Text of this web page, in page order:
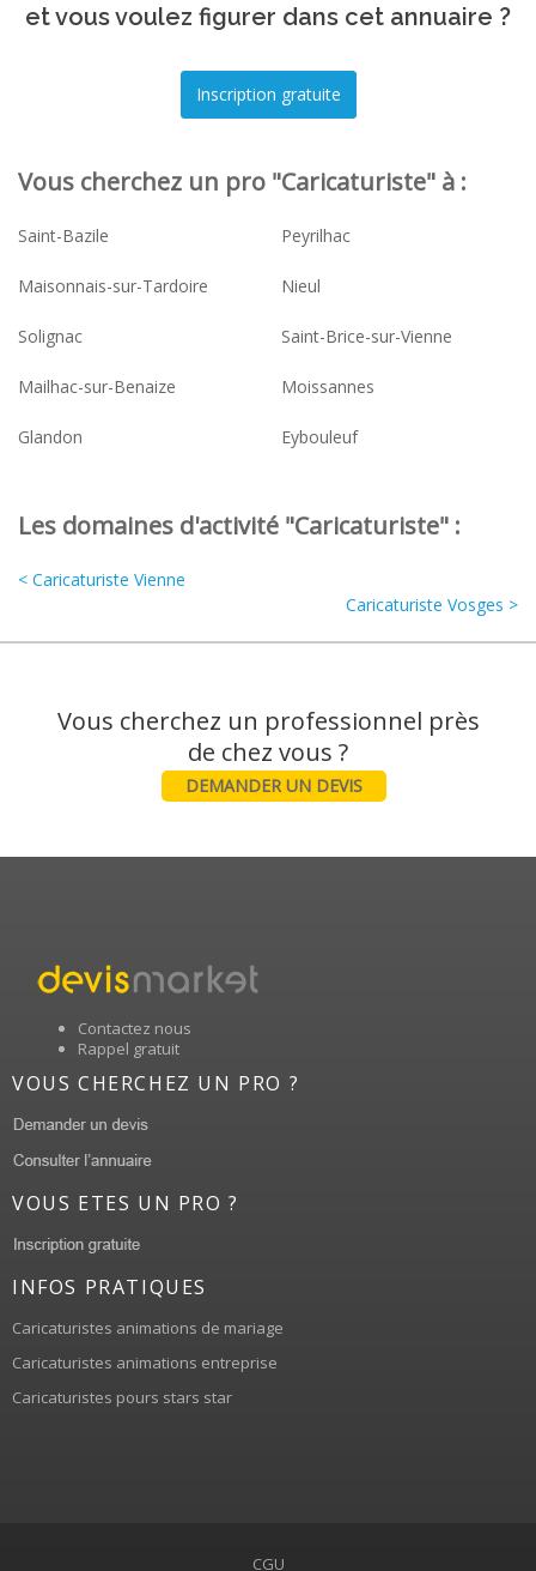
et vous voulez figurer dans cet annuaire ?
Vous cherchez un pro "Caricaturiste" à :
Saint-Bazile Peyrilhac
Maisonnais-sur-Tardoire Nieul
Solignac Saint-Brice-sur-Vienne
Mailhac-sur-Benaize Moissannes
Glandon Eybouleuf
Les domaines d'activité "Caricaturiste" :
< Caricaturiste Vienne
Caricaturiste Vosges >
Vous cherchez un professionnel près
DEMANDER UN DEVIS
Contactez nous
Rappel gratuit
VOUS CHERCHEZ UN PRO ?
VOUS ETES UN PRO ?
INFOS PRATIQUES
Caricaturistes animations de mariage
Caricaturistes animations entreprise
Caricaturistes pours stars star
CGU